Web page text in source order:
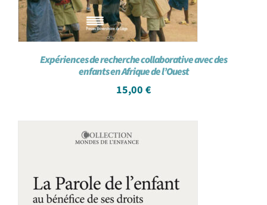
Expériences de recherche collaborative avec des
enfants en Afrique de l’Ouest
15,00 €